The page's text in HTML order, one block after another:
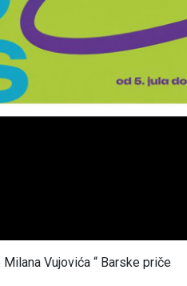
Vujovića “ Barske priče